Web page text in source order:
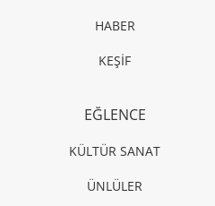
HABER
KEŞİF
EĞLENCE
KÜLTÜR SANAT
ÜNLÜLER